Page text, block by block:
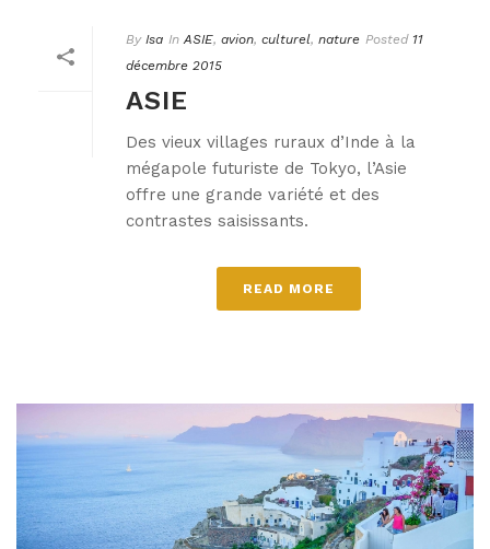
By Isa In ASIE, avion, culturel, nature Posted 11
décembre 2015
ASIE
Des vieux villages ruraux d’Inde à la
mégapole futuriste de Tokyo, l’Asie
offre une grande variété et des
contrastes saisissants.
READ MORE